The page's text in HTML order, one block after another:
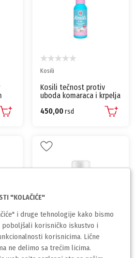
Kosili
Kosili tečnost protiv
uboda komaraca i krpelja
450,00rsd
chicco
"KOLAČIĆE"
i druge tehnologije kako bismo
poboljšali korisničko iskustvo i
korisnicima. Lične
ne delimo sa trećim licima.